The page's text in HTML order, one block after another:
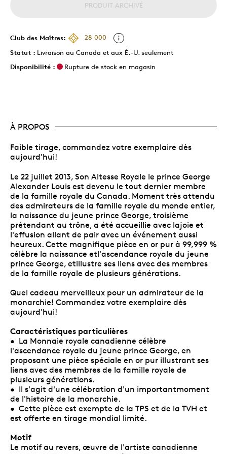
PRODUIT ARCHIVÉ
Club des Maîtres:
28 000
Statut : Livraison au Canada et aux É.-U. seulement
Disponibilité :
Rupture de stock en magasin
À PROPOS
Faible tirage, commandez votre exemplaire dès
aujourd'hui!
Le 22 juillet 2013, Son Altesse Royale le prince George
Alexander Louis est devenu le tout dernier membre
de la famille royale du Canada. Moment très attendu
des admirateurs de la famille royale du monde entier,
la naissance du jeune prince George, troisième
prétendant au trône, a été accueillie avec lajoie et
l'effusion allant de pair avec un événement aussi
heureux. Cette magnifique pièce en or pur à 99,999 %
célèbre la naissance etl'ascendance royale du jeune
prince George, etillustre ses liens avec des membres
de la famille royale de plusieurs générations.
Quel cadeau merveilleux pour un admirateur de la
monarchie! Commandez votre exemplaire dès
aujourd'hui!
Caractéristiques particulières
• La Monnaie royale canadienne célèbre
l'ascendance royale du jeune prince George, en
proposant une pièce spéciale en or pur illustrant ses
liens avec des membres de la famille royale de
plusieurs générations.
• Il s'agit d'une célébration d'un importantmoment
de l'histoire de la monarchie.
• Cette pièce est exempte de la TPS et de la TVH et
est offerte en tirage mondial limité.
Motif
Le motif au revers, œuvre de l'artiste canadienne